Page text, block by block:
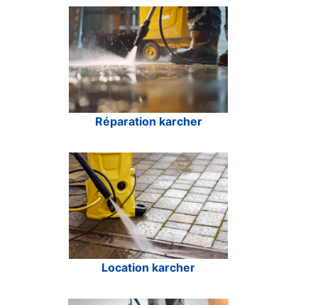
Réparation karcher
Location karcher